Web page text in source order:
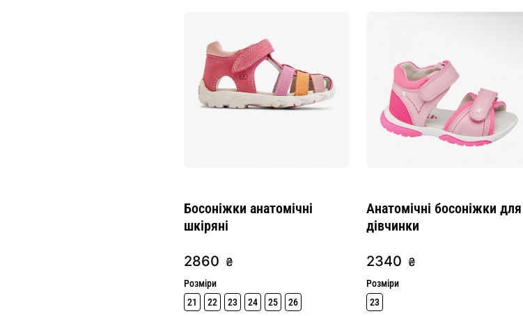
Босоніжки анатомічні
шкіряні
2860 ₴
Розміри
21
22 23 24 25 26
Анатомічні босоніжки для
дівчинки
2340 ₴
Розміри
23